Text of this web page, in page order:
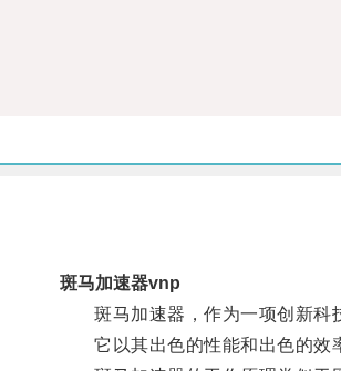
斑马加速器vnp
斑马加速器，作为一项创新科
它以其出色的性能和出色的效